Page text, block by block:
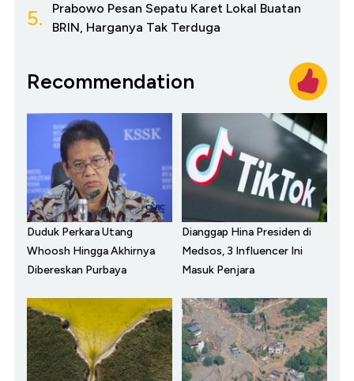
5.
Prabowo Pesan Sepatu Karet Lokal Buatan
BRIN, Harganya Tak Terduga
Recommendation
Duduk Perkara Utang
Whoosh Hingga Akhirnya
Dibereskan Purbaya
Dianggap Hina Presiden di
Medsos, 3 Influencer Ini
Masuk Penjara